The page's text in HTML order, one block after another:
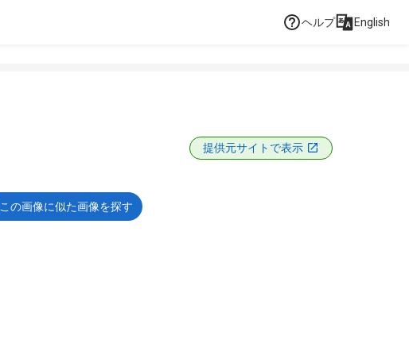
ヘルプ English
提供元サイトで表示
この画像に似た画像を探す